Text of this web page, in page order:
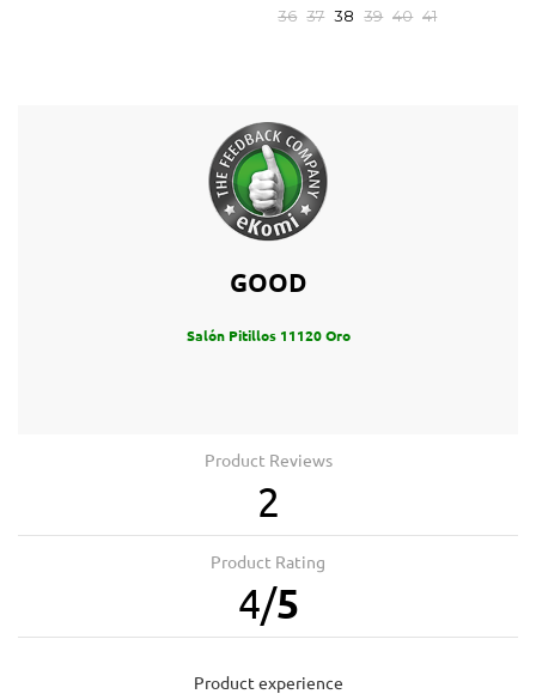
36 37 38 39 40 41
GOOD
Salón Pitillos 11120 Oro
Product Reviews
2
Product Rating
4/5
product experience